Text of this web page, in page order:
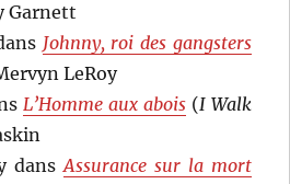
Garnett
Johnny, roi des gangsters
LeRoy
L’Homme aux abois(I Walk
dansAssurance sur la mort